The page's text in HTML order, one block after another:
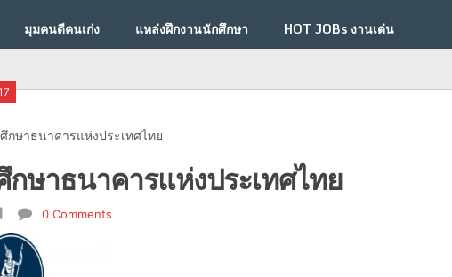
มุมคนดีคนเก่ง แหล่งฝึกงานนักศึกษา HOT JOBs งานเด่น
กษาธนาคารแห่งประเทศไทย
ษาธนาคารแห่งประเทศไทย
0 Comments